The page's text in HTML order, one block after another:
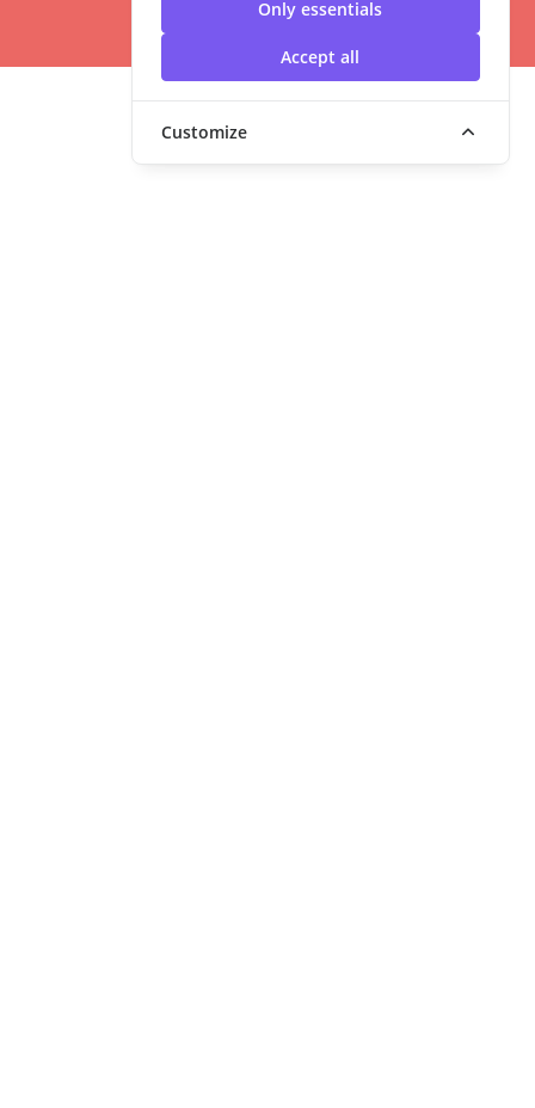
Only essentials
Accept all
Customize